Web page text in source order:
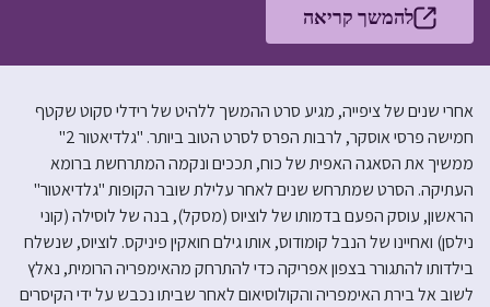
להמשך קריאה
אחרי שנים של ציפייה, מגיע סרט ההמשך ללהיט של רידלי סקוט שקטף
חמישה פרסי אוסקר, לרבות הפרס לסרט הטוב ביותר. "גלדיאטור 2"
ממשיך את הסאגה האפית של כוח, תככים ונקמה המתרחשת ברומא
העתיקה. הסרט שמתרחש שנים לאחר עלילת שובר הקופות "גלדיאטור"
הראשון, עוסק הפעם בדמותו של לוציוס (מסקל), בנה של לוסילה (קוני
נילסן) ואחיינו של הנבל קומודוס, אותו גילם חואקין פיניקס. לוציוס, שנשלח
בילדותו להתגורר בצפון אפריקה כדי להתרחק מהאימפריה הרומית, נאלץ
לשוב אל בירת האימפריה והקולוסיאום לאחר שביתו נכבש על ידי הקיסרים